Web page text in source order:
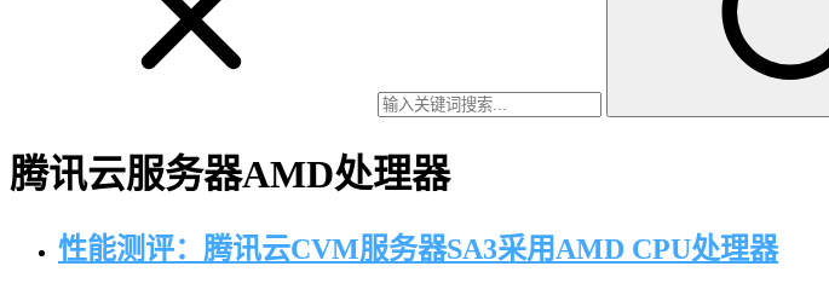
腾讯云服务器AMD处理器
性能测评：腾讯云CVM服务器SA3采用AMD CPU处理器